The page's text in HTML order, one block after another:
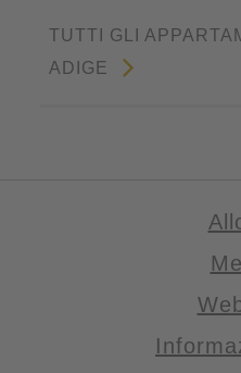
TUTTI GLI
ADIGE